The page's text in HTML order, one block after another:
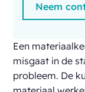
Neem
Een
misgaat in de
probleem. De